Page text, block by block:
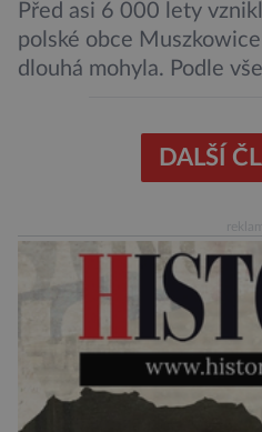
Před asi 6 000 lety
polské obce
dlouhá mohyla. Podle
mohyl, které se
archeologických
DALŠÍ